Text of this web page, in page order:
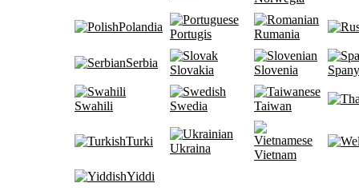
Polandia
Portugis Rumania
Serbia
Slovakia Slovenia
Swahili Swedia Taiwan
Turki
Ukraina
Vietnam
Yiddi